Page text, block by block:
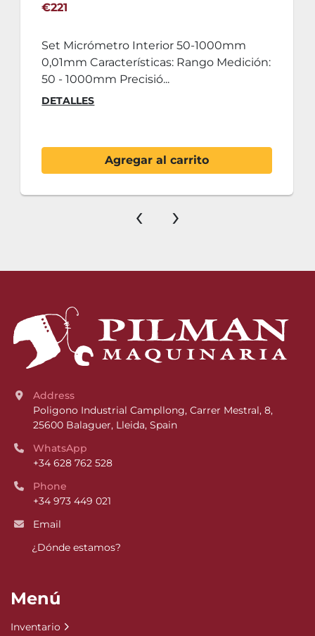
€221
Set Micrómetro Interior 50-1000mm
0,01mm Características: Rango Medición:
50 - 1000mm Precisió...
DETALLES
Agregar al carrito
‹ ›
Address
Poligono Industrial Campllong, Carrer Mestral, 8,
25600 Balaguer, Lleida, Spain
WhatsApp
+34 628 762 528
Phone
+34 973 449 021
Email
¿Dónde estamos?
Menú
Inventario